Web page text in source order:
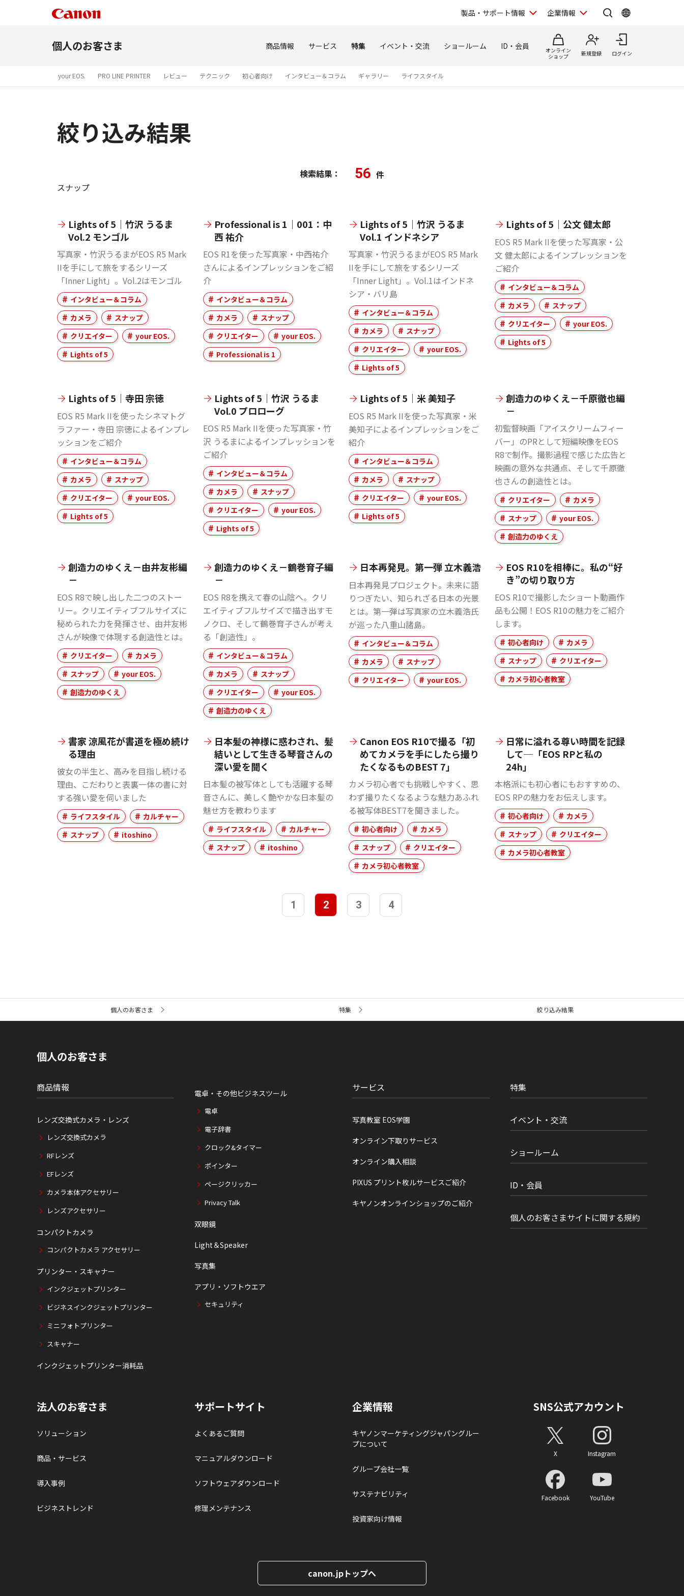
製品・サポート情報 企業情報
個人のお客さま 商品情報 サービス 特集 イベント・交流 ショールーム ID・会員
オンライン
ショップ
新規登録 ログイン
your EOS. PRO LINE PRINTER レビュー テクニック 初心者向け インタビュー＆コラム ギャラリー ライフスタイル
絞り込み結果
検索結果： 56 件
スナップ
Lights of 5｜竹沢 うるま
Vol.2 モンゴル
写真家・竹沢うるまがEOS R5 Mark
IIを手にして旅をするシリーズ
「Inner Light」。Vol.2はモンゴル
インタビュー＆コラム
カメラ
スナップ
クリエイター
your EOS.
Lights of 5
Professional is 1｜001：中
西 祐介
EOS R1を使った写真家・中西祐介
さんによるインプレッションをご紹
介
インタビュー＆コラム
カメラ
スナップ
クリエイター
your EOS.
Professional is 1
Lights of 5｜竹沢 うるま
Vol.1 インドネシア
写真家・竹沢うるまがEOS R5 Mark
IIを手にして旅をするシリーズ
「Inner Light」。Vol.1はインドネ
シア・バリ島
インタビュー＆コラム
カメラ
スナップ
クリエイター
your EOS.
Lights of 5
Lights of 5｜公文 健太郎
EOS R5 Mark IIを使った写真家・公
文 健太郎によるインプレッションを
ご紹介
インタビュー＆コラム
カメラ
スナップ
クリエイター
your EOS.
Lights of 5
Lights of 5｜寺田 宗徳
EOS R5 Mark IIを使ったシネマトグ
ラファー・寺田 宗徳によるインプレ
ッションをご紹介
インタビュー＆コラム
カメラ
スナップ
クリエイター
your EOS.
Lights of 5
Lights of 5｜竹沢 うるま
Vol.0 プロローグ
EOS R5 Mark IIを使った写真家・竹
沢 うるまによるインプレッションを
ご紹介
インタビュー＆コラム
カメラ
スナップ
クリエイター
your EOS.
Lights of 5
Lights of 5｜米 美知子
EOS R5 Mark IIを使った写真家・米
美知子によるインプレッションをご
紹介
インタビュー＆コラム
カメラ
スナップ
クリエイター
your EOS.
Lights of 5
創造力のゆくえ－千原徹也編
－
初監督映画「アイスクリームフィー
バー」のPRとして短編映像をEOS
R8で制作。撮影過程で感じた広告と
映画の意外な共通点、そして千原徹
也さんの創造性とは。
クリエイター
カメラ
スナップ
your EOS.
創造力のゆくえ
創造力のゆくえ－由井友彬編
－
EOS R8で映し出した二つのストー
リー。クリエイティブフルサイズに
秘められた力を発揮させ、由井友彬
さんが映像で体現する創造性とは。
クリエイター
カメラ
スナップ
your EOS.
創造力のゆくえ
創造力のゆくえ－鶴巻育子編
－
EOS R8を携えて春の山陰へ。クリ
エイティブフルサイズで描き出すモ
ノクロ、そして鶴巻育子さんが考え
る「創造性」。
インタビュー＆コラム
カメラ
スナップ
クリエイター
your EOS.
創造力のゆくえ
日本再発見。第一弾 立木義浩
日本再発見プロジェクト。未来に語
りつぎたい、知られざる日本の光景
とは。第一弾は写真家の立木義浩氏
が巡った八重山諸島。
インタビュー＆コラム
カメラ
スナップ
クリエイター
your EOS.
EOS R10を相棒に。私の“好
き”の切り取り方
EOS R10で撮影したショート動画作
品も公開！EOS R10の魅力をご紹介
します。
初心者向け
カメラ
スナップ
クリエイター
カメラ初心者教室
書家 涼風花が書道を極め続け
る理由
彼女の半生と、高みを目指し続ける
理由、こだわりと表裏一体の書に対
する強い愛を伺いました
ライフスタイル
カルチャー
スナップ
itoshino
日本髪の神様に惑わされ、髪
結いとして生きる琴音さんの
深い愛を聞く
日本髪の被写体としても活躍する琴
音さんに、美しく艶やかな日本髪の
魅せ方を教わります
ライフスタイル
カルチャー
スナップ
itoshino
Canon EOS R10で撮る「初
めてカメラを手にしたら撮り
たくなるものBEST 7」
カメラ初心者でも挑戦しやすく、思
わず撮りたくなるような魅力あふれ
る被写体BEST7を聞きました。
初心者向け
カメラ
スナップ
クリエイター
カメラ初心者教室
日常に溢れる尊い時間を記録
して─「EOS RPと私の
24h」
本格派にも初心者にもおすすめの、
EOS RPの魅力をお伝えします。
初心者向け
カメラ
スナップ
クリエイター
カメラ初心者教室
1 2 3 4
ト
個人のお客さま 特集 絞り込み結果
個人のお客さま
商品情報
レンズ交換式カメラ・レンズ
レンズ交換式カメラ
RFレンズ
EFレンズ
カメラ本体アクセサリー
レンズアクセサリー
コンパクトカメラ
コンパクトカメラ アクセサリー
プリンター・スキャナー
インクジェットプリンター
ビジネスインクジェットプリンター
ミニフォトプリンター
スキャナー
インクジェットプリンター消耗品
電卓・その他ビジネスツール
電卓
電子辞書
クロック&タイマー
ポインター
ページクリッカー
Privacy Talk
双眼鏡
Light＆Speaker
写真集
アプリ・ソフトウエア
セキュリティ
サービス
写真教室 EOS学園
オンライン下取りサービス
オンライン購入相談
PIXUS プリント枚ルサービスご紹介
キヤノンオンラインショップのご紹介
特集
イベント・交流
ショールーム
ID・会員
個人のお客さまサイトに関する規約
法人のお客さま
ソリューション
商品・サービス
導入事例
ビジネストレンド
サポートサイト
よくあるご質問
マニュアルダウンロード
ソフトウェアダウンロード
修理メンテナンス
企業情報
キヤノンマーケティングジャパングルー
プについて
グループ会社一覧
サステナビリティ
投資家向け情報
SNS公式アカウント
X Instagram
Facebook YouTube
canon.jpトップへ